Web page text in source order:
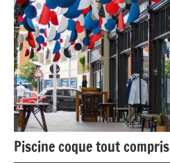
Piscine coque tout compris